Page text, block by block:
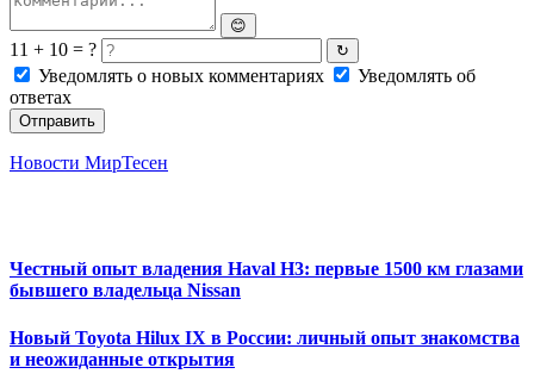
😊
11 + 10 = ? ↻
Уведомлять о новых комментариях
Уведомлять об
ответах
Отправить
Новости МирТесен
Честный опыт владения Haval H3: первые 1500 км глазами
бывшего владельца Nissan
Новый Toyota Hilux IX в России: личный опыт знакомства
и неожиданные открытия